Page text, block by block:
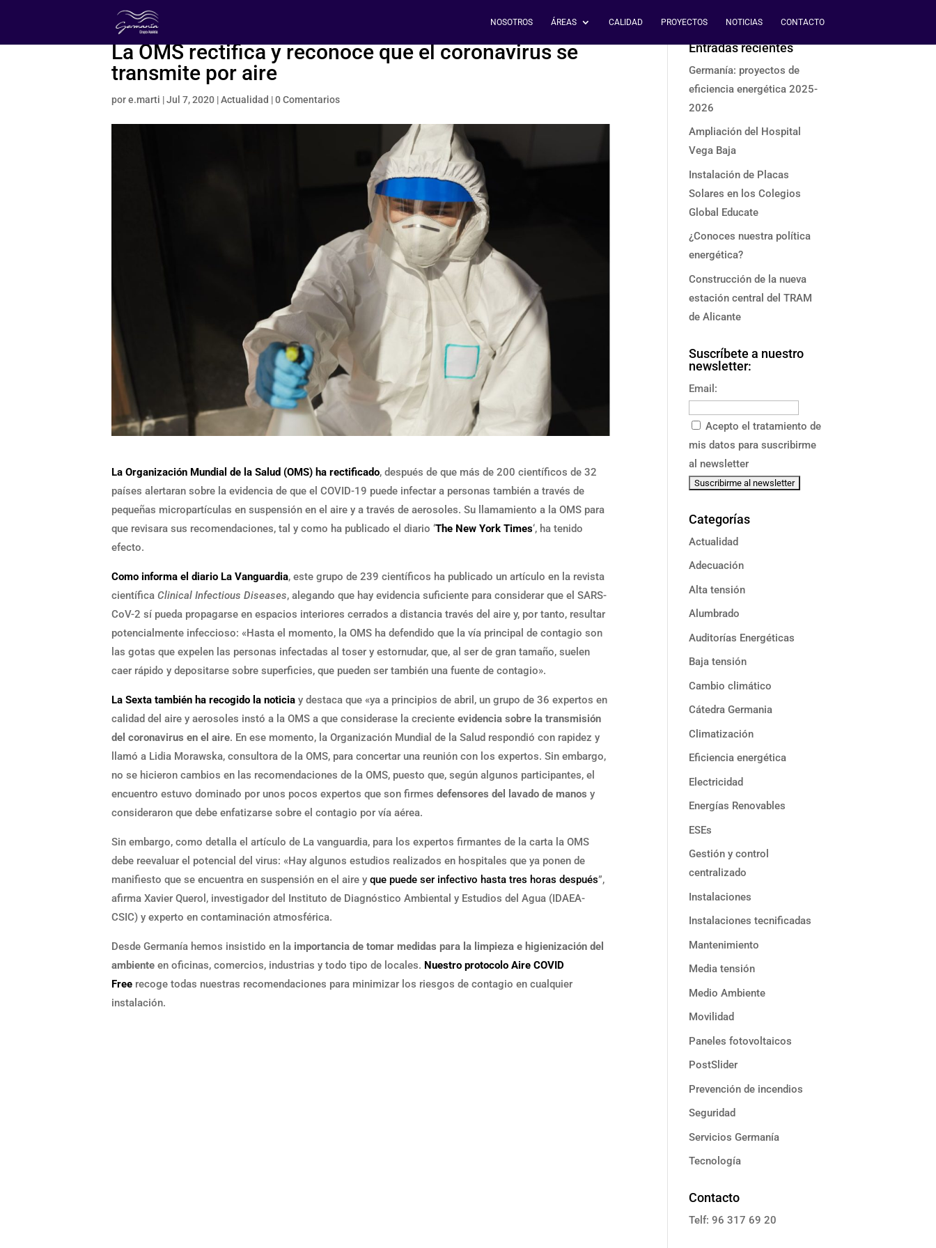
NOSOTROS ÁREAS CALIDAD PROYECTOS NOTICIAS CONTACTO
La OMS rectifica y reconoce que el coronavirus se
transmite por aire
pore.marti |Jul 7, 2020 |Actualidad |0 Comentarios
La Organización Mundial de la Salud (OMS) ha rectificado, después de que más de 200 científicos de 32
países alertaran sobre la evidencia de que el COVID-19 puede infectar a personas también a través de
pequeñas micropartículas en suspensión en el aire y a través de aerosoles. Su llamamiento a la OMS para
que revisara sus recomendaciones, tal y como ha publicado el diario ‘The New York Times‘, ha tenido
efecto.
Como informa el diario La Vanguardia, este grupo de 239 científicos ha publicado un artículo en la revista
científica Clinical Infectious Diseases, alegando que hay evidencia suficiente para considerar que el SARS-
CoV-2 sí pueda propagarse en espacios interiores cerrados a distancia través del aire y, por tanto, resultar
potencialmente infeccioso: «Hasta el momento, la OMS ha defendido que la vía principal de contagio son
las gotas que expelen las personas infectadas al toser y estornudar, que, al ser de gran tamaño, suelen
caer rápido y depositarse sobre superficies, que pueden ser también una fuente de contagio».
La Sexta también ha recogido la noticia y destaca que «ya a principios de abril, un grupo de 36 expertos en
calidad del aire y aerosoles instó a la OMS a que considerase la creciente evidencia sobre la transmisión
del coronavirus en el aire. En ese momento, la Organización Mundial de la Salud respondió con rapidez y
llamó a Lidia Morawska, consultora de la OMS, para concertar una reunión con los expertos. Sin embargo,
no se hicieron cambios en las recomendaciones de la OMS, puesto que, según algunos participantes, el
encuentro estuvo dominado por unos pocos expertos que son firmes defensores del lavado de manos y
consideraron que debe enfatizarse sobre el contagio por vía aérea.
Sin embargo, como detalla el artículo de La vanguardia, para los expertos firmantes de la carta la OMS
debe reevaluar el potencial del virus: «Hay algunos estudios realizados en hospitales que ya ponen de
manifiesto que se encuentra en suspensión en el aire y que puede ser infectivo hasta tres horas después”,
afirma Xavier Querol, investigador del Instituto de Diagnóstico Ambiental y Estudios del Agua (IDAEA-
CSIC) y experto en contaminación atmosférica.
Desde Germanía hemos insistido en la importancia de tomar medidas para la limpieza e higienización del
ambiente en oficinas, comercios, industrias y todo tipo de locales. Nuestro protocolo Aire COVID
Free recoge todas nuestras recomendaciones para minimizar los riesgos de contagio en cualquier
instalación.
Entradas recientes
Germanía: proyectos de
eficiencia energética 2025-
2026
Ampliación del Hospital
Vega Baja
Instalación de Placas
Solares en los Colegios
Global Educate
¿Conoces nuestra política
energética?
Construcción de la nueva
estación central del TRAM
de Alicante
Suscríbete a nuestro
newsletter:
Email:
Acepto el tratamiento de
mis datos para suscribirme
al newsletter
Categorías
Actualidad
Adecuación
Alta tensión
Alumbrado
Auditorías Energéticas
Baja tensión
Cambio climático
Cátedra Germania
Climatización
Eficiencia energética
Electricidad
Energías Renovables
ESEs
Gestión y control
centralizado
Instalaciones
Instalaciones tecnificadas
Mantenimiento
Media tensión
Medio Ambiente
Movilidad
Paneles fotovoltaicos
PostSlider
Prevención de incendios
Seguridad
Servicios Germanía
Tecnología
Contacto
Telf: 96 317 69 20